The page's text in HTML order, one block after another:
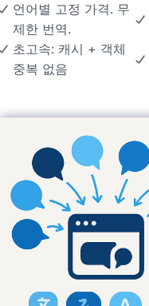
언어별 고정 가격. 무
제한 번역.
초고속: 캐시 + 객체
중복 없음